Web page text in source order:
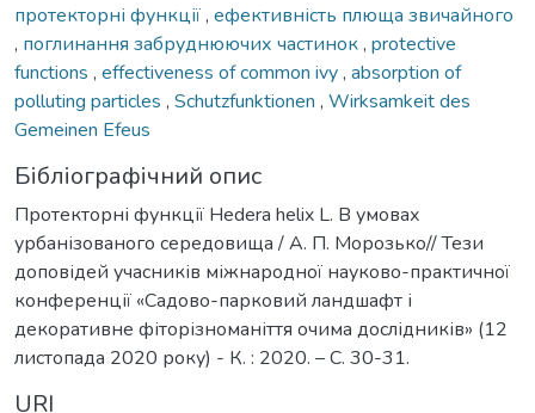
протекторні функції, ефективність плюща звичайного
, поглинання забруднюючих частинок, protective
functions , effectiveness of common ivy, absorption of
polluting particles , Schutzfunktionen , Wirksamkeit des
Gemeinen Efeus
Бібліографічний опис
Протекторні функції Hedera helix L. В умовах
урбанізованого середовища / А. П. Морозько// Тези
доповідей учасників міжнародної науково-практичної
конференції «Садово-парковий ландшафт і
декоративне фіторізноманіття очима дослідників» (12
листопада 2020 року) - К. : 2020. – С. 30-31.
URI